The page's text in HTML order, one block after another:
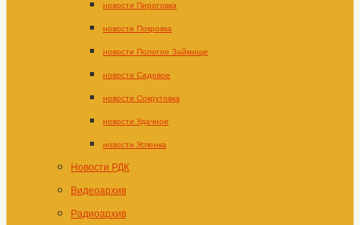
новости Пироговка
новости Покровка
новости Пологое Займище
новости Садовое
новости Сокрутовка
новости Удачное
новости Успенка
Новости РДК
Видеоархив
Радиоархив